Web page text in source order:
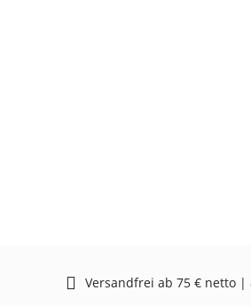
Versandfrei ab 75 € netto |